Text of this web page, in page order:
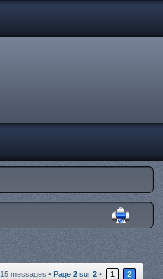
15 messages • Page 2 sur 2 • 1 2